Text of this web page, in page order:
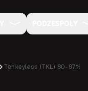
Tenkeyless (TKL) 80-87%